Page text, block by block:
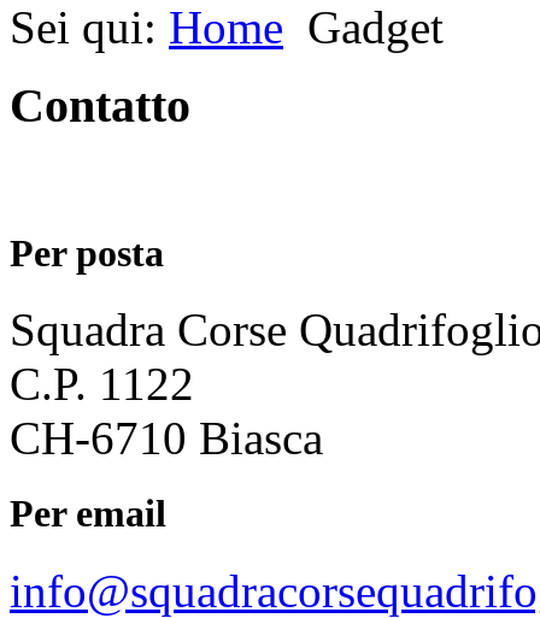
Sei qui: Home Gadget
Contatto
Per posta
Squadra Corse
C.P. 1122
CH-6710 Biasca
Per email